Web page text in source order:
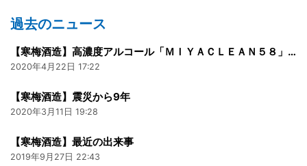
過去のニュース
【寒梅酒造】高濃度アルコール「ＭＩＹＡＣＬＥＡＮ５８」300ml
2020年4月22日 17:22
【寒梅酒造】震災から9年
2020年3月11日 19:28
【寒梅酒造】最近の出来事
2019年9月27日 22:43